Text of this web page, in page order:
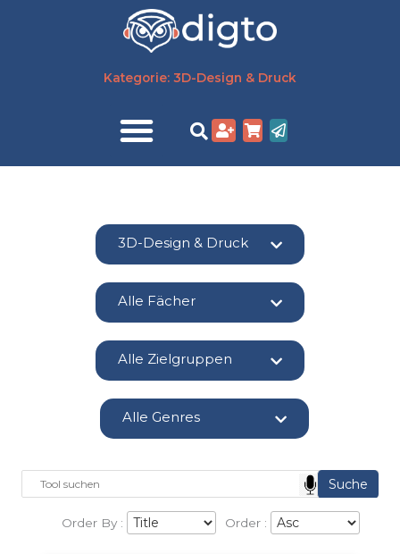
Kategorie: 3D-Design & Druck
3D-Design & Druck
Alle Fächer
Alle Zielgruppen
Alle Genres
Order By : Order :